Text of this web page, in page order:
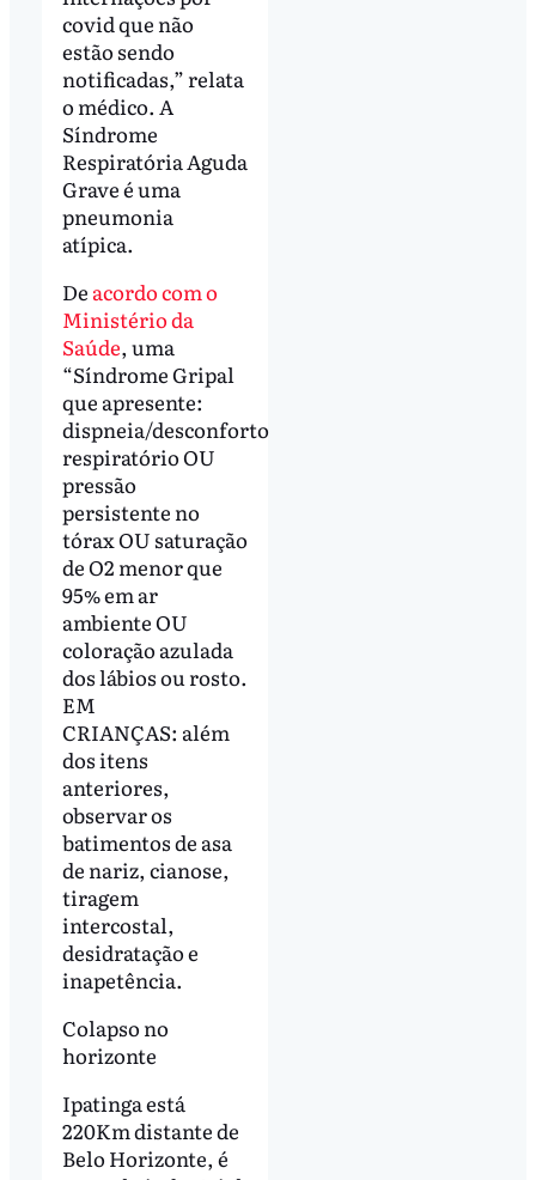
covid que não
estão sendo
notificadas,” relata
o médico. A
Síndrome
Respiratória Aguda
Grave é uma
pneumonia
atípica.
De acordo com o
Ministério da
Saúde, uma
“Síndrome Gripal
que apresente:
dispneia/desconforto
respiratório OU
pressão
persistente no
tórax OU saturação
de O2 menor que
95% em ar
ambiente OU
coloração azulada
dos lábios ou rosto.
EM
CRIANÇAS: além
dos itens
anteriores,
observar os
batimentos de asa
de nariz, cianose,
tiragem
intercostal,
desidratação e
inapetência.
Colapso no
horizonte
Ipatinga está
220Km distante de
Belo Horizonte, é